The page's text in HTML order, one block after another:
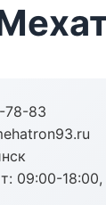
78-83
09:00-18:00,